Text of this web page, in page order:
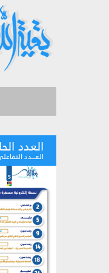
العدد
العـــدد